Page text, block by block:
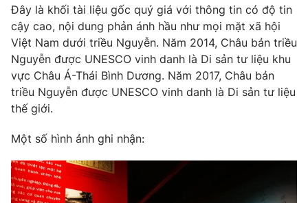
Đây là khối tài liệu gốc quý giá với thông tin có độ tin
cậy cao, nội dung phản ánh hầu như mọi mặt xã hội
Việt Nam dưới triều Nguyễn. Năm 2014, Châu bản triều
Nguyễn được UNESCO vinh danh là Di sản tư liệu khu
vực Châu Á-Thái Bình Dương. Năm 2017, Châu bản
triều Nguyễn được UNESCO vinh danh là Di sản tư liệu
thế giới.
Một số hình ảnh ghi nhận: